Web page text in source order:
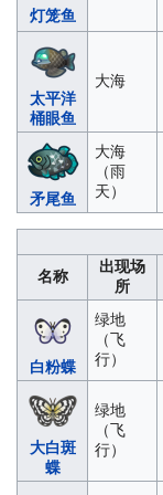
灯笼鱼
太平洋
桶眼鱼
大海
矛尾鱼
大海
（雨
天）
名称
出现场
所
白粉蝶
绿地
（飞
行）
大白斑
蝶
绿地
（飞
行）